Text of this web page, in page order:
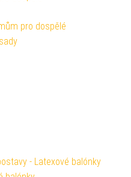
pro dospělé
- Latexové balónky